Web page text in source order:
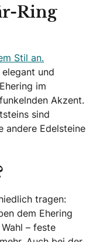
Ring
Stil an.
und
im
Akzent.
sind
andere Edelsteine
tragen:
dem Ehering
– feste